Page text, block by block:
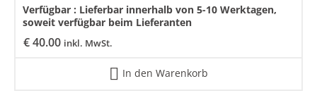
€40.00 inkl. MwSt.
Verfügbar : Lieferbar innerhalb von 5-10 Werktagen,
soweit verfügbar beim Lieferanten
In den Warenkorb